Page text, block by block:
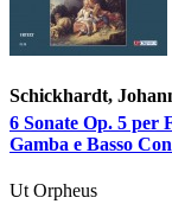
Schickhardt,
6 Sonate Op. 5 per
Gamba e Basso
Ut Orpheus